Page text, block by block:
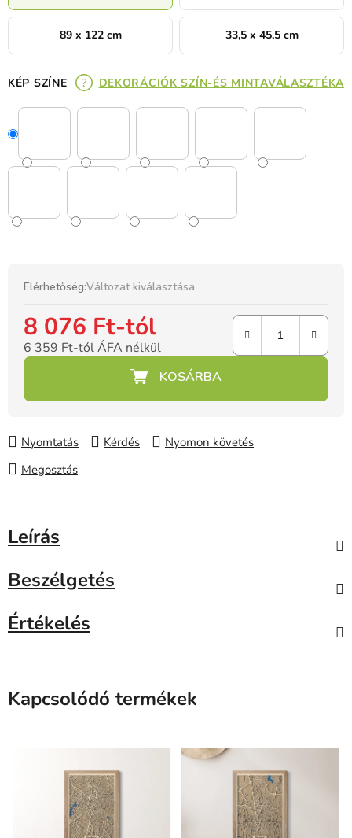
89 x 122 cm 33,5 x 45,5 cm
KÉP SZÍNE DEKORÁCIÓK SZÍN-ÉS MINTAVÁLASZTÉKA
Elérhetőség:Változat kiválasztása
8 076 Ft-tól
6 359 Ft-tól ÁFA nélkül
Egységár:
Nyomtatás Kérdés
Nyomon követés
Megosztás
Leírás
Beszélgetés
Értékelés
Kapcsolódó termékek